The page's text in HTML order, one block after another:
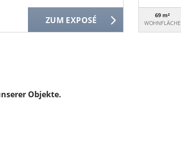
ZUM EXPOSÉ
69 m²
WOHNFLÄCHE
Objekte.